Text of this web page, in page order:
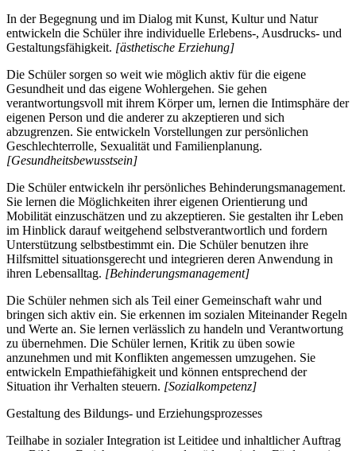
In der Begegnung und im Dialog mit Kunst, Kultur und Natur
entwickeln die Schüler ihre individuelle Erlebens-, Ausdrucks- und
Gestaltungsfähigkeit. [ästhetische Erziehung]
Die Schüler sorgen so weit wie möglich aktiv für die eigene
Gesundheit und das eigene Wohlergehen. Sie gehen
verantwortungsvoll mit ihrem Körper um, lernen die Intimsphäre der
eigenen Person und die anderer zu akzeptieren und sich
abzugrenzen. Sie entwickeln Vorstellungen zur persönlichen
Geschlechterrolle, Sexualität und Familienplanung.
[Gesundheitsbewusstsein]
Die Schüler entwickeln ihr persönliches Behinderungsmanagement.
Sie lernen die Möglichkeiten ihrer eigenen Orientierung und
Mobilität einzuschätzen und zu akzeptieren. Sie gestalten ihr Leben
im Hinblick darauf weitgehend selbstverantwortlich und fordern
Unterstützung selbstbestimmt ein. Die Schüler benutzen ihre
Hilfsmittel situationsgerecht und integrieren deren Anwendung in
ihren Lebensalltag. [Behinderungsmanagement]
Die Schüler nehmen sich als Teil einer Gemeinschaft wahr und
bringen sich aktiv ein. Sie erkennen im sozialen Miteinander Regeln
und Werte an. Sie lernen verlässlich zu handeln und Verantwortung
zu übernehmen. Die Schüler lernen, Kritik zu üben sowie
anzunehmen und mit Konflikten angemessen umzugehen. Sie
entwickeln Empathiefähigkeit und können entsprechend der
Situation ihr Verhalten steuern. [Sozialkompetenz]
Gestaltung des Bildungs- und Erziehungsprozesses
Teilhabe in sozialer Integration ist Leitidee und inhaltlicher Auftrag